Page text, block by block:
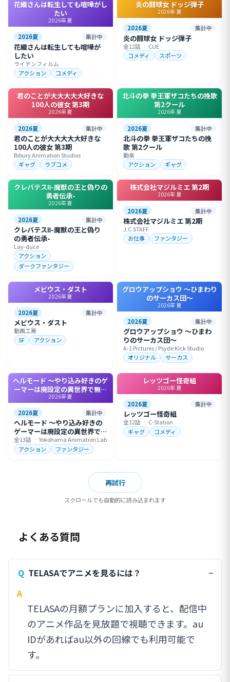
花織さんは転生しても喧嘩がし
たい
2026年夏
2026夏 集計中
花織さんは転生しても喧嘩が
したい
ライデンフィルム
アクション
コメディ
炎の闘球女 ドッジ弾子
2026年夏
2026夏 集計中
炎の闘球女 ドッジ弾子
全12話 ・ CUE
コメディ
スポーツ
君のことが大大大大大好きな
100人の彼女 第3期
2026年夏
2026夏 集計中
君のことが大大大大大好きな
100人の彼女 第3期
Bibury Animation Studios
ギャグ
ラブコメ
北斗の拳 拳王軍ザコたちの挽歌
第2クール
2026年夏
2026夏 集計中
北斗の拳 拳王軍ザコたちの挽
歌 第2クール
動楽
アクション
ギャグ
クレバテスⅡ-魔獣の王と偽りの
勇者伝承-
2026年夏
2026夏 集計中
クレバテスⅡ-魔獣の王と偽り
の勇者伝承-
Lay-duce
アクション
ダークファンタジー
株式会社マジルミエ 第2期
2026年夏
2026夏 集計中
株式会社マジルミエ 第2期
J.C.STAFF
お仕事
ファンタジー
メビウス・ダスト
2026年夏
2026夏 集計中
メビウス・ダスト
動画工房
SF
アクション
グロウアップショウ ～ひまわり
のサーカス団～
2026年夏
2026夏 集計中
グロウアップショウ ～ひまわ
りのサーカス団～
A-1 Pictures / Psyde Kick Studio
オリジナル
サーカス
ヘルモード ～やり込み好きのゲ
ーマーは廃設定の異世界で無双
する～ 2nd Season
2026年夏
2026夏 集計中
ヘルモード ～やり込み好きの
ゲーマーは廃設定の異世界で
無双する～ 2nd Season
全13話 ・ Yokohama Animation Lab
アクション
ファンタジー
レッツゴー怪奇組
2026年夏
2026夏 集計中
レッツゴー怪奇組
全12話 ・ C-Station
ギャグ
コメディ
再試行
スクロールでも自動的に読み込まれます
よくある質問
TELASAでアニメを見るには？
TELASAの月額プランに加入すると、配信中
のアニメ作品を見放題で視聴できます。au
IDがあればau以外の回線でも利用可能で
す。